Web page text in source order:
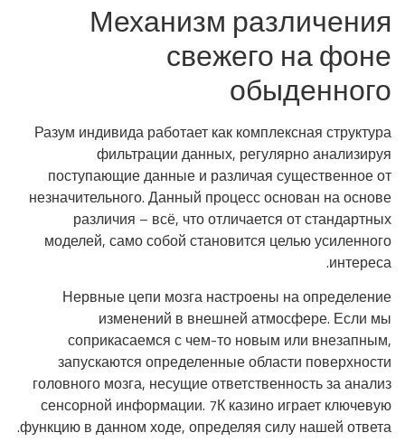
Механизм различения
свежего на фоне
обыденного
Разум индивида работает как комплексная структура
фильтрации данных, регулярно анализируя
поступающие данные и различая существенное от
незначительного. Данный процесс основан на основе
различия – всё, что отличается от стандартных
моделей, само собой становится целью усиленного
интереса.
Нервные цепи мозга настроены на определение
изменений в внешней атмосфере. Если мы
соприкасаемся с чем-то новым или внезапным,
запускаются определенные области поверхности
головного мозга, несущие ответственность за анализ
сенсорной информации. 7К казино играет ключевую
функцию в данном ходе, определяя силу нашей ответа.